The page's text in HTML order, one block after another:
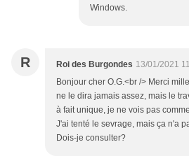
Windows.
R Roi des Burgondes 13/01/2021
Bonjour cher O.G.<br /> Merci
ne le dira jamais assez, mais le
à fait unique, je ne vois pas
J'ai tenté le sevrage, mais ça n'a
Dois-je consulter?